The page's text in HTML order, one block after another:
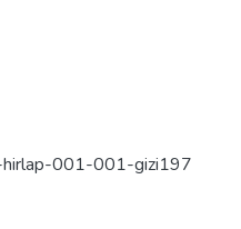
001-001-gizi197